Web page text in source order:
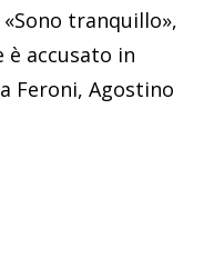
tranquillo»,
è accusato in
Feroni, Agostino